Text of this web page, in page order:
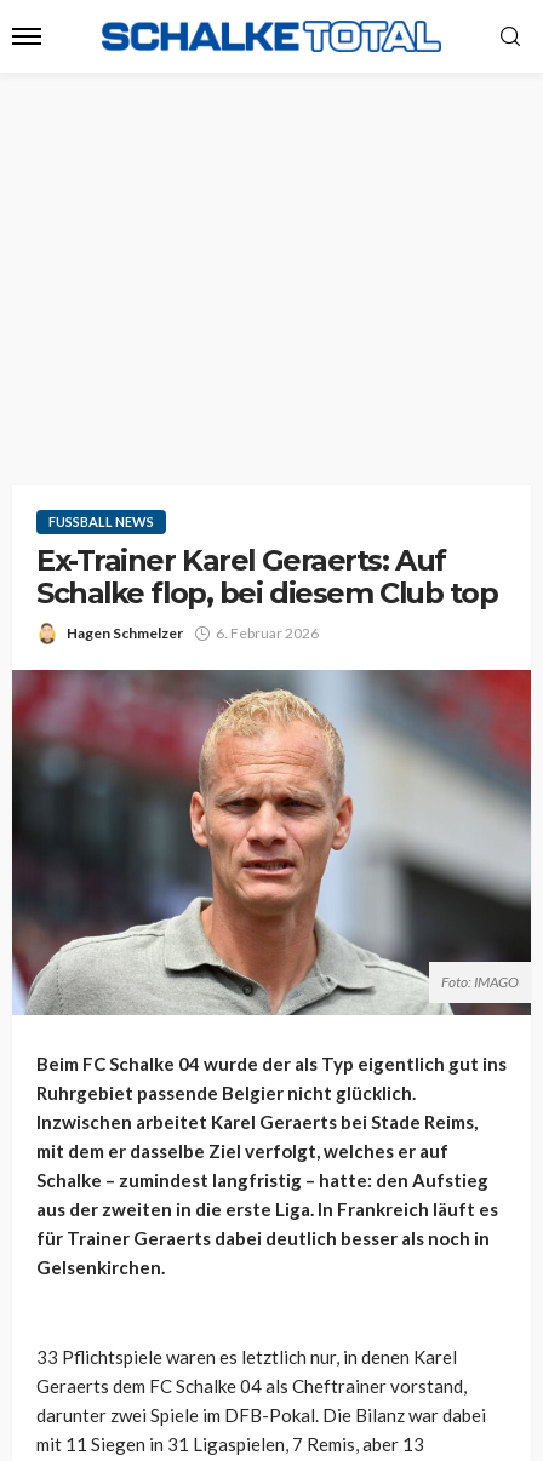
FUSSBALL NEWS
Ex-Trainer Karel Geraerts: Auf
Schalke flop, bei diesem Club top
Hagen Schmelzer 6. Februar 2026
Foto: IMAGO
Beim FC Schalke 04 wurde der als Typ eigentlich gut ins
Ruhrgebiet passende Belgier nicht glücklich.
Inzwischen arbeitet Karel Geraerts bei Stade Reims,
mit dem er dasselbe Ziel verfolgt, welches er auf
Schalke – zumindest langfristig – hatte: den Aufstieg
aus der zweiten in die erste Liga. In Frankreich läuft es
für Trainer Geraerts dabei deutlich besser als noch in
Gelsenkirchen.
33 Pflichtspiele waren es letztlich nur, in denen Karel
Geraerts dem FC Schalke 04 als Cheftrainer vorstand,
darunter zwei Spiele im DFB-Pokal. Die Bilanz war dabei
mit 11 Siegen in 31 Ligaspielen, 7 Remis, aber 13